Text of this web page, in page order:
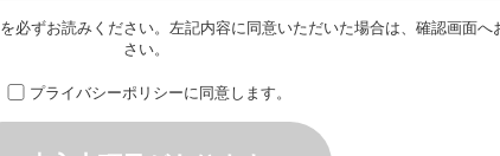
を必ずお読みください。左記内容に同意いただいた場合は、確認画面へ
さい。
プライバシーポリシーに同意します。